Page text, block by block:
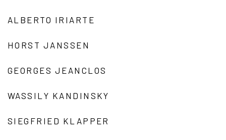
ALBERTO IRIARTE
HORST JANSSEN
GEORGES JEANCLOS
WASSILY KANDINSKY
SIEGFRIED KLAPPER